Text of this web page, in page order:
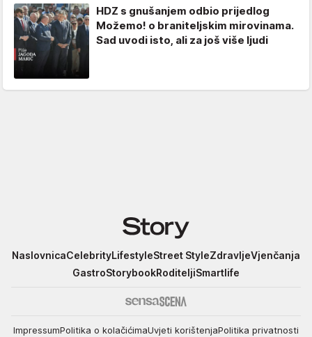
HDZ s gnušanjem odbio prijedlog
Možemo! o braniteljskim mirovinama.
Sad uvodi isto, ali za još više ljudi
Story
NaslovnicaCelebrityLifestyleStreet StyleZdravljeVjenčanja
GastroStorybookRoditeljiSmartlife
ImpressumPolitika o kolačićimaUvjeti korištenjaPolitika privatnosti